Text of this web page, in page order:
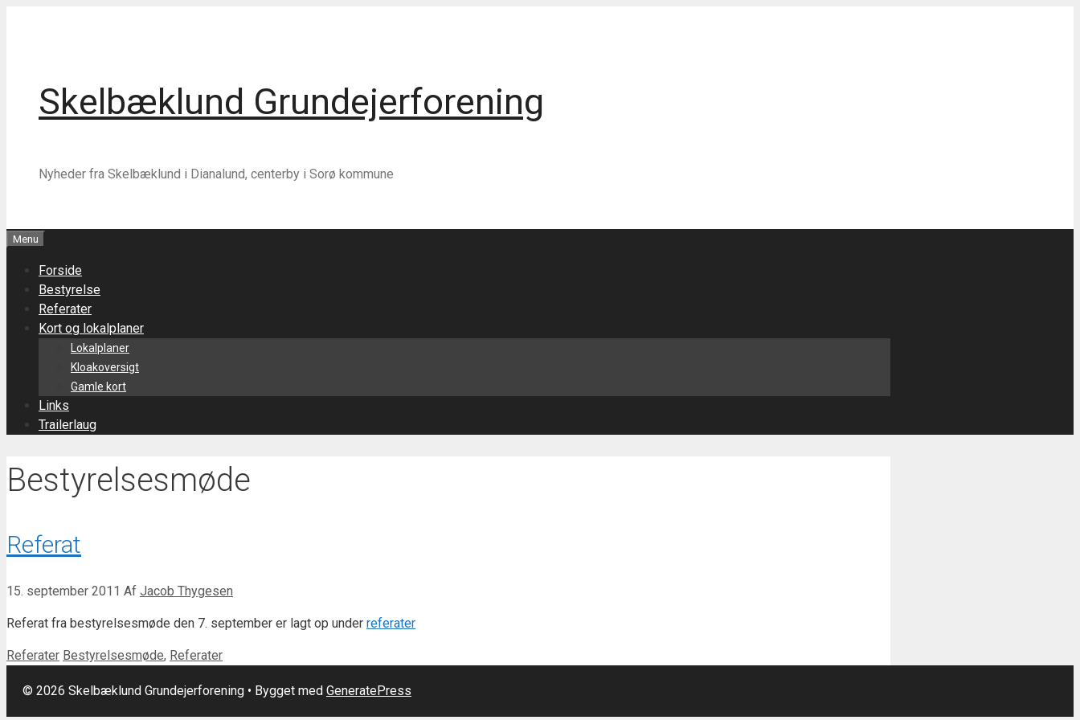
Skelbæklund Grundejerforening
Nyheder fra Skelbæklund i Dianalund, centerby i Sorø kommune
Menu
Forside
Bestyrelse
Referater
Kort og lokalplaner
Lokalplaner
Kloakoversigt
Gamle kort
Links
Trailerlaug
Bestyrelsesmøde
Referat
15. september 2011 Af Jacob Thygesen
Referat fra bestyrelsesmøde den 7. september er lagt op under referater
Kategorier
Referater Tags
Bestyrelsesmøde, Referater
© 2026 Skelbæklund Grundejerforening • Bygget med GeneratePress